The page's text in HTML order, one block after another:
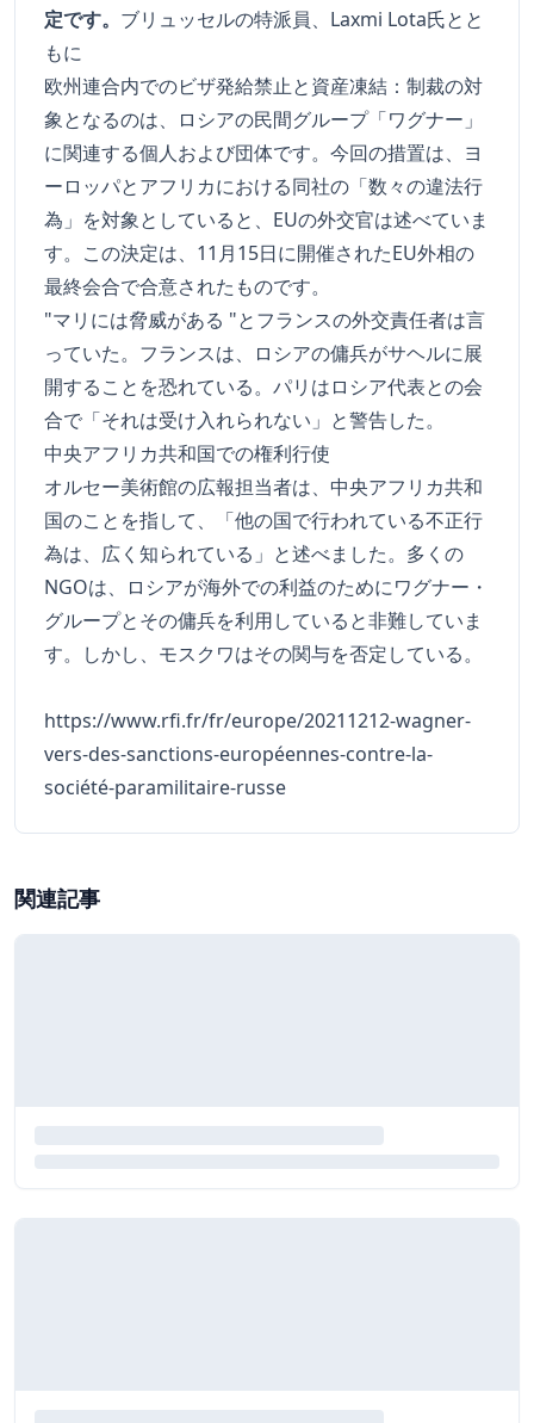
定です。 ブリュッセルの特派員、Laxmi Lota氏とと
もに
欧州連合内でのビザ発給禁止と資産凍結：制裁の対
象となるのは、ロシアの民間グループ「ワグナー」
に関連する個人および団体です。今回の措置は、ヨ
ーロッパとアフリカにおける同社の「数々の違法行
為」を対象としていると、EUの外交官は述べていま
す。この決定は、11月15日に開催されたEU外相の
最終会合で合意されたものです。
"マリには脅威がある "とフランスの外交責任者は言
っていた。フランスは、ロシアの傭兵がサヘルに展
開することを恐れている。パリはロシア代表との会
合で「それは受け入れられない」と警告した。
中央アフリカ共和国での権利行使
オルセー美術館の広報担当者は、中央アフリカ共和
国のことを指して、「他の国で行われている不正行
為は、広く知られている」と述べました。多くの
NGOは、ロシアが海外での利益のためにワグナー・
グループとその傭兵を利用していると非難していま
す。しかし、モスクワはその関与を否定している。
https://www.rfi.fr/fr/europe/20211212-wagner-
vers-des-sanctions-européennes-contre-la-
société-paramilitaire-russe
関連記事